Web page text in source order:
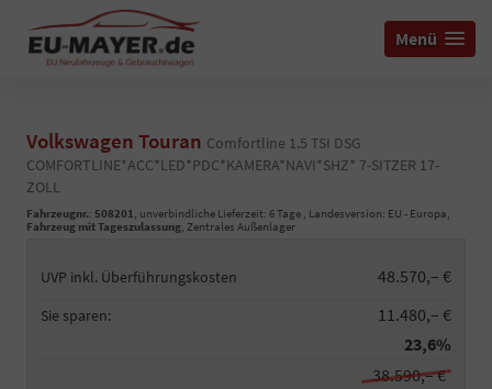
Menü
Volkswagen Touran Comfortline 1.5 TSI DSG
COMFORTLINE*ACC*LED*PDC*KAMERA*NAVI*SHZ* 7-SITZER 17-
ZOLL
Fahrzeugnr.: 508201, unverbindliche Lieferzeit: 6 Tage , Landesversion: EU - Europa,
Fahrzeug mit Tageszulassung, Zentrales Außenlager
UVP inkl. Überführungskosten 48.570,– €
Sie sparen:
11.480,– €
23,6%
38.590,– €